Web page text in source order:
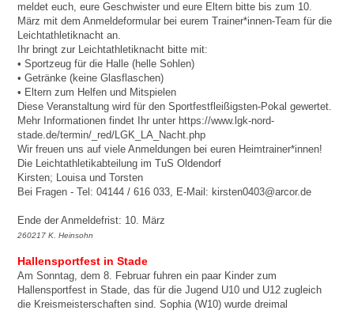
meldet euch, eure Geschwister und eure Eltern bitte bis zum 10.
März mit dem Anmeldeformular bei eurem Trainer*innen-Team für die
Leichtathletiknacht an.
Ihr bringt zur Leichtathletiknacht bitte mit:
• Sportzeug für die Halle (helle Sohlen)
• Getränke (keine Glasflaschen)
• Eltern zum Helfen und Mitspielen
Diese Veranstaltung wird für den Sportfestfleißigsten-Pokal gewertet.
Mehr Informationen findet Ihr unter https://www.lgk-nord-
stade.de/termin/_red/LGK_LA_Nacht.php
Wir freuen uns auf viele Anmeldungen bei euren Heimtrainer*innen!
Die Leichtathletikabteilung im TuS Oldendorf
Kirsten; Louisa und Torsten
Bei Fragen - Tel: 04144 / 616 033, E-Mail: kirsten0403@arcor.de
Ende der Anmeldefrist: 10. März
260217 K. Heinsohn
Hallensportfest in Stade
Am Sonntag, dem 8. Februar fuhren ein paar Kinder zum
Hallensportfest in Stade, das für die Jugend U10 und U12 zugleich
die Kreismeisterschaften sind. Sophia (W10) wurde dreimal